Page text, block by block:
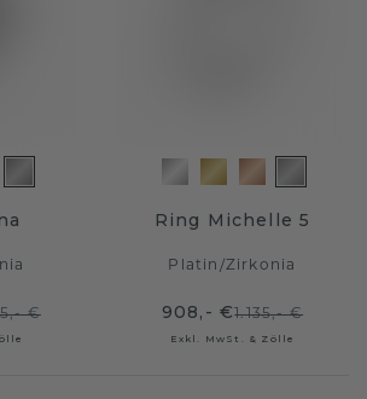
€
Ring Michelle 5
Platin /Zirkonia
908,- €1.135,- €
Exkl. MwSt. & Zölle